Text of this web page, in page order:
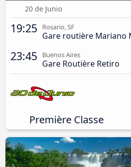
20 de Junio
19:25 Rosario, SF
Gare routière Mariano
23:45 Buenos Aires
Gare Routière Retiro
Première Classe